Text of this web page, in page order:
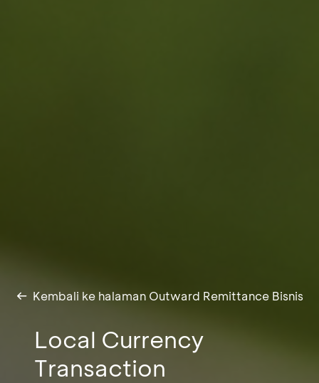
Kembali ke halaman Outward Remittance Bisnis
Local Currency
Transaction